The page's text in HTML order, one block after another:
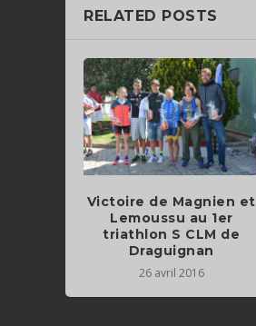
RELATED POSTS
Victoire de Magnien et
Lemoussu au 1er
triathlon S CLM de
Draguignan
26 avril 2016